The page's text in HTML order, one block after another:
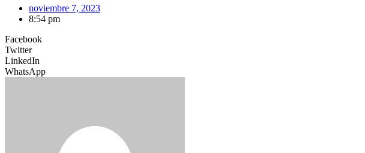
noviembre 7, 2023
8:54 pm
Facebook
Twitter
LinkedIn
WhatsApp